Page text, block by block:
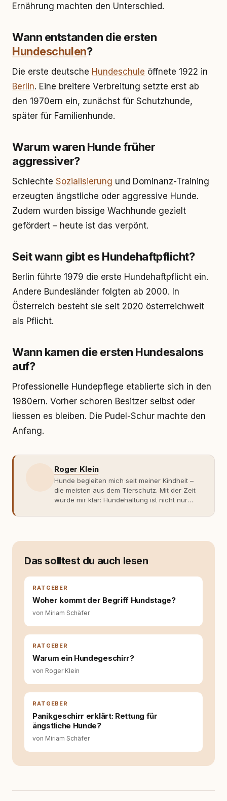
Ernährung machten den Unterschied.
Wann entstanden die ersten
Hundeschulen?
Die erste deutsche Hundeschule öffnete 1922 in
Berlin. Eine breitere Verbreitung setzte erst ab
den 1970ern ein, zunächst für Schutzhunde,
später für Familienhunde.
Warum waren Hunde früher
aggressiver?
Schlechte Sozialisierung und Dominanz-Training
erzeugten ängstliche oder aggressive Hunde.
Zudem wurden bissige Wachhunde gezielt
gefördert – heute ist das verpönt.
Seit wann gibt es Hundehaftpflicht?
Berlin führte 1979 die erste Hundehaftpflicht ein.
Andere Bundesländer folgten ab 2000. In
Österreich besteht sie seit 2020 österreichweit
als Pflicht.
Wann kamen die ersten Hundesalons
auf?
Professionelle Hundepflege etablierte sich in den
1980ern. Vorher schoren Besitzer selbst oder
liessen es bleiben. Die Pudel-Schur machte den
Anfang.
Roger Klein
Hunde begleiten mich seit meiner Kindheit –
die meisten aus dem Tierschutz. Mit der Zeit
wurde mir klar: Hundehaltung ist nicht nur
Fachwissen. Der Wendepunkt kam mit meinem
moderner Hundeerziehung
entsteht echte Bindung dort, wo Verständnis
Wissen ersetzt – nicht umgekehrt. Aus dieser
Entwicklung entstand rundum.dog – ein
Wissens- und Serviceportal für
Hundehalter:innen in Deutschland, Österreich
und der Schweiz. Meine Überzeugung:
Tierschutz beginnt mit Wissen. Wer seinen
Hund versteht, trifft bessere Entscheidungen –
für ein Zusammenleben, das beiden guttut.
Das solltest du auch lesen
RATGEBER
Woher kommt der Begriff Hundstage?
von Miriam Schäfer
RATGEBER
Warum ein Hundegeschirr?
von Roger Klein
RATGEBER
Panikgeschirr erklärt: Rettung für
ängstliche Hunde?
von Miriam Schäfer